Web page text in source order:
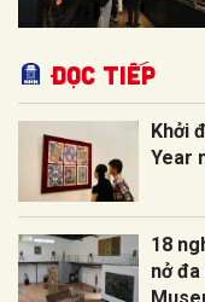
Đọc tiếp
Khởi
Year
18
nở